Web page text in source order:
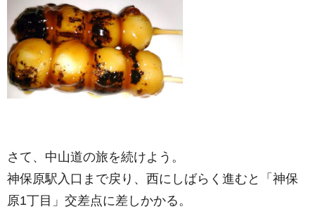
さて、中山道の旅を続けよう。
神保原駅入口まで戻り、西にしばらく進むと「神保
原1丁目」交差点に差しかかる。